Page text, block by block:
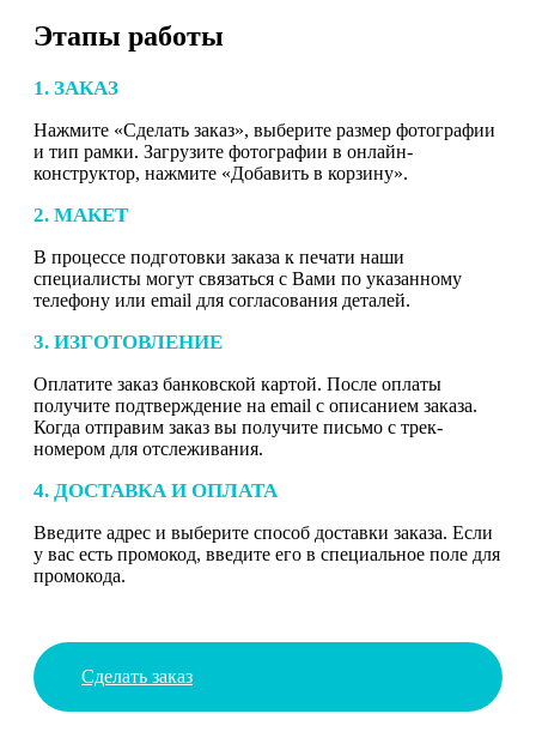
Этапы работы
1. ЗАКАЗ
Нажмите «Сделать заказ», выберите размер фотографии
и тип рамки. Загрузите фотографии в онлайн-
конструктор, нажмите «Добавить в корзину».
2. МАКЕТ
В процессе подготовки заказа к печати наши
специалисты могут связаться с Вами по указанному
телефону или email для согласования деталей.
3. ИЗГОТОВЛЕНИЕ
Оплатите заказ банковской картой. После оплаты
получите подтверждение на email с описанием заказа.
Когда отправим заказ вы получите письмо с трек-
номером для отслеживания.
4. ДОСТАВКА И ОПЛАТА
Введите адрес и выберите способ доставки заказа. Если
у вас есть промокод, введите его в специальное поле для
промокода.
Сделать заказ